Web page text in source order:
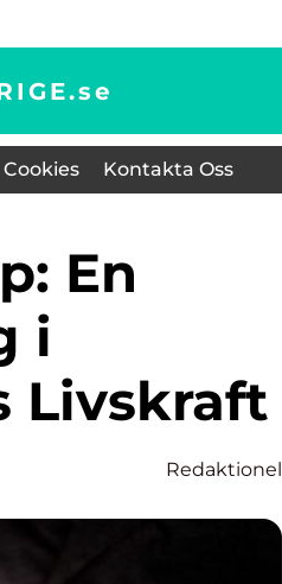
se
Cookies Kontakta Oss
i
Livskraft
Redaktionel